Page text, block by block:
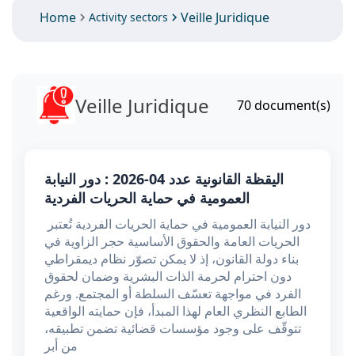
Home Activity sectors Veille Juridique
Veille Juridique 70document(s)
اليقظة القانونية عدد 04-2026 : دور النيابة
العمومية في حماية الحريات الفردية
الحريات العامة والحقوق الأساسية حجر الزاوية في
بناء دولة القانون، إذ لا يمكن تصوّر نظام ديمقراطي
دون احترام لحرمة الذات البشرية وضمان لحقوق
الفرد في مواجهة تعسّف السلطة أو المجتمع. ورغم
الطابع النظري العام لهذا المبدأ، فإن حمايته الواقعية
تتوقّف على وجود مؤسسات قضائية تضمن تطبيقه،
من أبر